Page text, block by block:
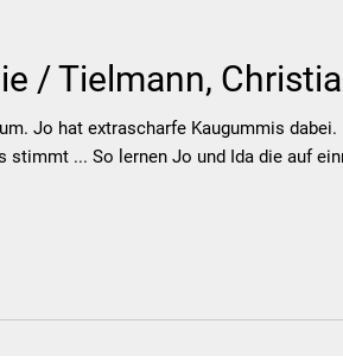
/ Tielmann,
Jo hat extrascharfe Kaugummis
... So lernen Jo und Ida die auf